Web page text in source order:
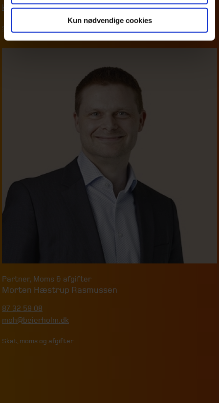
Kun nødvendige cookies
kwi@beierholm.dk
Skat, moms og afgifter
Partner, Moms & afgifter
Morten Hæstrup Rasmussen
87 32 59 08
moh@beierholm.dk
Skat, moms og afgifter